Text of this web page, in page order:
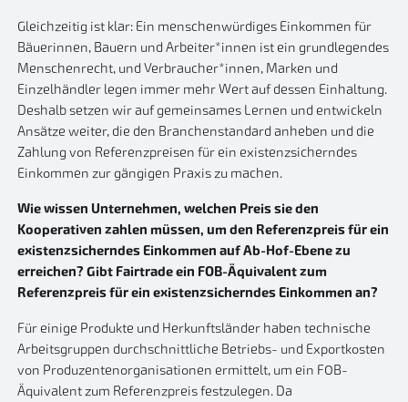
Gleichzeitig ist klar: Ein menschenwürdiges Einkommen für
Bäuerinnen, Bauern und Arbeiter*innen ist ein grundlegendes
Menschenrecht, und Verbraucher*innen, Marken und
Einzelhändler legen immer mehr Wert auf dessen Einhaltung.
Deshalb setzen wir auf gemeinsames Lernen und entwickeln
Ansätze weiter, die den Branchenstandard anheben und die
Zahlung von Referenzpreisen für ein existenzsicherndes
Einkommen zur gängigen Praxis zu machen.
Wie wissen Unternehmen, welchen Preis sie den
Kooperativen zahlen müssen, um den Referenzpreis für ein
existenzsicherndes Einkommen auf Ab-Hof-Ebene zu
erreichen? Gibt Fairtrade ein FOB-Äquivalent zum
Referenzpreis für ein existenzsicherndes Einkommen an?
Für einige Produkte und Herkunftsländer haben technische
Arbeitsgruppen durchschnittliche Betriebs- und Exportkosten
von Produzentenorganisationen ermittelt, um ein FOB-
Äquivalent zum Referenzpreis festzulegen. Da